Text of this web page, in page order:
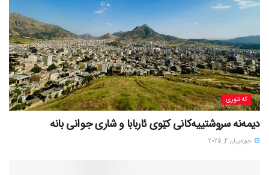
کەلتوری
حوزه‌یران 4, 2025